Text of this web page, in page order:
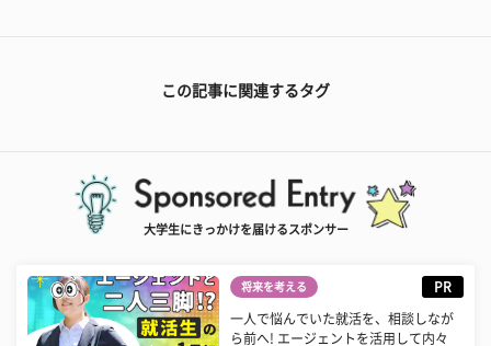
この記事に関連するタグ
大学生にきっかけを届けるスポンサー
将来を考える PR
一人で悩んでいた就活を、相談しなが
ら前へ! エージェントを活用して内々